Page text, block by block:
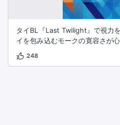
タイBL『Last Twilight』で視力
イを包み込むモークの寛容さが
248